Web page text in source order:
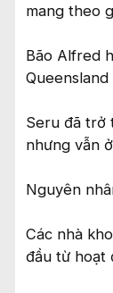
mang theo
Bão Alfred
Seru đã trở
nhưng vẫn
Nguyên
Các nhà
đầu từ hoạt